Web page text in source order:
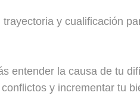
y cualificación
entender la causa de tu
y incrementar tu